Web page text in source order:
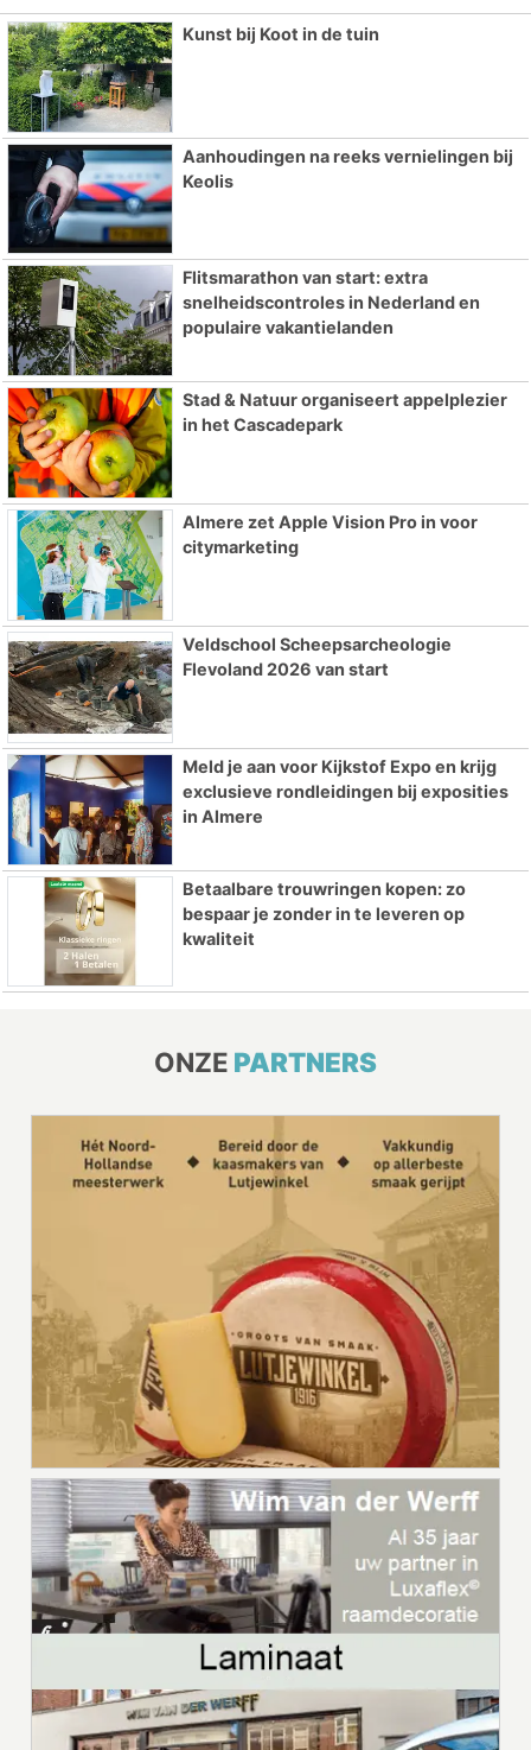
Kunst bij Koot in de tuin
Aanhoudingen na reeks vernielingen bij
Keolis
Flitsmarathon van start: extra
snelheidscontroles in Nederland en
populaire vakantielanden
Stad & Natuur organiseert appelplezier
in het Cascadepark
Almere zet Apple Vision Pro in voor
citymarketing
Veldschool Scheepsarcheologie
Flevoland 2026 van start
Meld je aan voor Kijkstof Expo en krijg
exclusieve rondleidingen bij exposities
in Almere
Betaalbare trouwringen kopen: zo
bespaar je zonder in te leveren op
kwaliteit
ONZE PARTNERS